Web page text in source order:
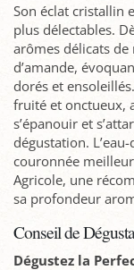
Son éclat cristallin
plus délectables.
arômes délicats
d’amande,
dorés et
fruité et onctueux,
s’épanouir et
dégustation.
couronnée
Agricole, une
sa profondeur
Conseil de
Dégustez la